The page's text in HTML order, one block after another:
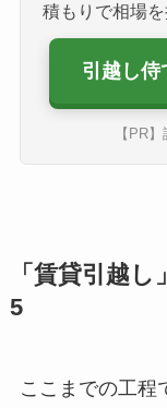
積もりで相場を
引越し侍
【PR
「賃貸引越
5
ここまでの工程